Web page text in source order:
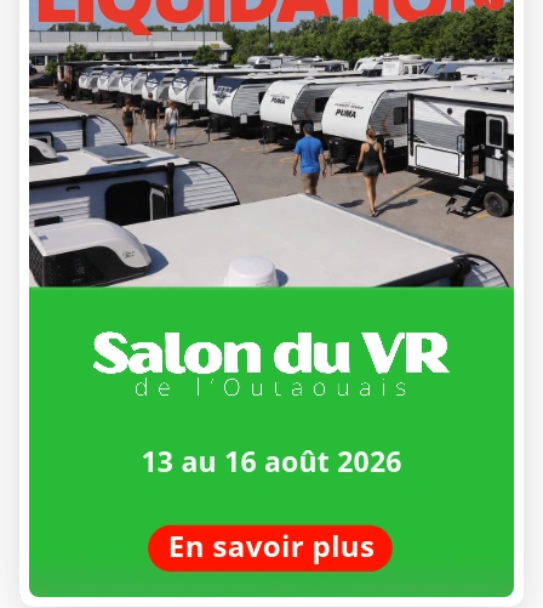
pourrez profiter de tout ce que le grand air a à offrir sans être
mal à l’aise.
Conseil sur les articles sanitaires
Le camping peut être un excellent moyen de s’évader, mais il
est important de se préparer à tout. Si vous n’êtes pas certain
qu’il y aura de l’eau courante à votre destination, apportez des
lingettes pour bébé et du désinfectant pour les mains, au cas
où. Ainsi, vous pourrez rester propre même s’il n’y a pas d’eau
disponible. Et, bien sûr, n’oubliez pas d’emporter une grande
aventure, mais il est important de s’y préparer afin de passer
le meilleur moment possible.
Les camping-cars existent depuis longtemps et sont un
véhicule que vous conduisez, vous avez toujours besoin d’un
endroit où vous garer pour la nuit et qui vous permettra de
dormir. Les camping-cars peuvent être de petits fourgons ou